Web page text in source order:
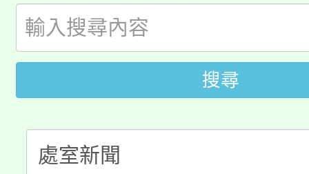
局官網。
8月14至27日，桃園電
開!
115年桃園市運動會8/
田徑場及游泳池舉行。
桃園市低收入戶享有免
半價優惠，詳情可洽有
份教師增能研習
大溪自造教育及科技中
搜尋